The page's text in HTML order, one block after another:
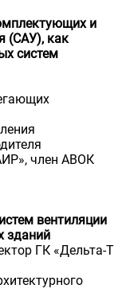
и
(САУ), как
систем
член АВОК
вентиляции
зданий
ГК «Дельта-Т